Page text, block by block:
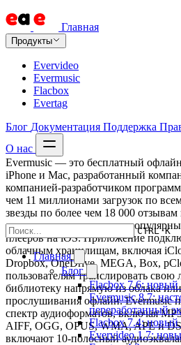
Главная
Продукты
Evervideo
Evermusic
Flacbox
Evertag
Блог Документация Поддержка
О нас
CTRL K
Главная
Блог
Flacbox 7.6:
Evermusic 8.7:
переработанный
Flacbox 7.4: новый
Evervideo 1.7:
Evermusic — это бесплатный
iPhone и Mac, разработанный
компанией-разработчиком
чем 11 миллионами загрузок по
звезды по более чем 18 000
является одним из самых
плееров на iOS. Приложение
облачным хранилищам, включая
Dropbox, OneDrive, MEGA, Box,
пользователям транслировать
библиотеку напрямую из облака
прослушивания офлайн. Evermusic
спектр аудиоформатов, включая
AIFF, OGG, OPUS, WMA, APE и
включают 10-полосный